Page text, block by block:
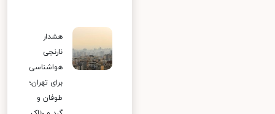
هشدار
نارنجی
هواشناسی
برای تهران؛
طوفان و